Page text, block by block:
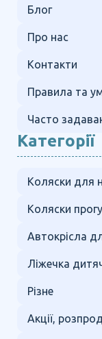
Блог
Про нас
Контакти
Правила та
Часто
Категорії
Коляски для
Коляски
Автокрісла
Ліжечка
Різне
Акції,